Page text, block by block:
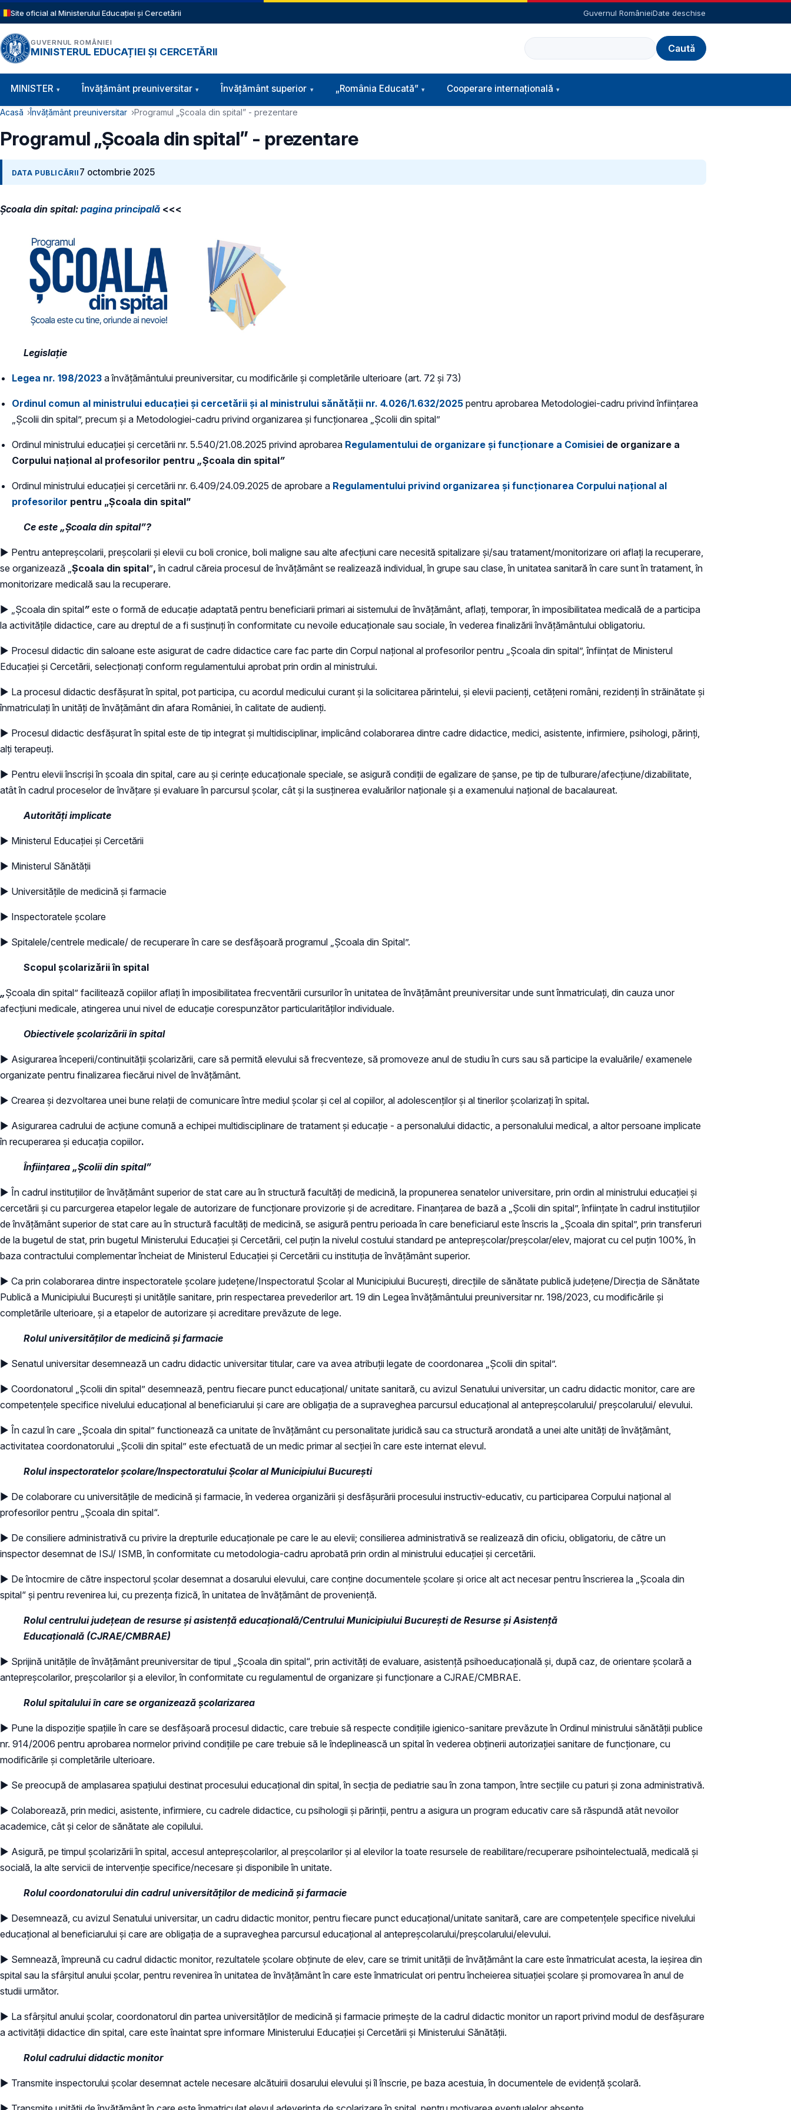
Sari la conținutul principal
Site oficial al Ministerului Educației și Cercetării Guvernul RomânieiDate deschise
GUVERNUL ROMÂNIEI
MINISTERUL EDUCAȚIEI ȘI CERCETĂRII
Caută
Navigație principală
MINISTER Învăţământ preuniversitar Învățământ superior „România Educată” Cooperare internațională
Cale de navigare
Acasă Învățământ preuniversitar Programul „Școala din spital” - prezentare
Programul „Școala din spital” - prezentare
DATA PUBLICĂRII 7 octombrie 2025
Școala din spital: pagina principală <<<
Legislație
Legea nr. 198/2023 a învățământului preuniversitar, cu modificările și completările ulterioare (art. 72 și 73)
Ordinul comun al ministrului educației și cercetării și al ministrului sănătății nr. 4.026/1.632/2025 pentru aprobarea Metodologiei-cadru privind înființarea
„Școlii din spital”, precum și a Metodologiei-cadru privind organizarea și funcționarea „Școlii din spital”
Ordinul ministrului educației și cercetării nr. 5.540/21.08.2025 privind aprobarea Regulamentului de organizare și funcționare a Comisiei de organizare a
Corpului național al profesorilor pentru „Școala din spital”
Ordinul ministrului educației și cercetării nr. 6.409/24.09.2025 de aprobare a Regulamentului privind organizarea și funcționarea Corpului național al
profesorilor pentru „Școala din spital”
Ce este „Școala din spital”?
► Pentru antepreşcolarii, preşcolarii şi elevii cu boli cronice, boli maligne sau alte afecţiuni care necesită spitalizare şi/sau tratament/monitorizare ori aflaţi la recuperare,
se organizează „Şcoala din spital”, în cadrul căreia procesul de învăţământ se realizează individual, în grupe sau clase, în unitatea sanitară în care sunt în tratament, în
monitorizare medicală sau la recuperare.
► „Școala din spital” este o formă de educație adaptată pentru beneficiarii primari ai sistemului de învățământ, aflați, temporar, în imposibilitatea medicală de a participa
la activitățile didactice, care au dreptul de a fi susținuți în conformitate cu nevoile educaționale sau sociale, în vederea finalizării învățământului obligatoriu.
► Procesul didactic din saloane este asigurat de cadre didactice care fac parte din Corpul naţional al profesorilor pentru „Şcoala din spital”, înființat de Ministerul
Educaţiei și Cercetării, selecționați conform regulamentului aprobat prin ordin al ministrului.
► La procesul didactic desfășurat în spital, pot participa, cu acordul medicului curant și la solicitarea părintelui, și elevii pacienți, cetățeni români, rezidenți în străinătate și
înmatriculați în unități de învățământ din afara României, în calitate de audienți.
► Procesul didactic desfășurat în spital este de tip integrat și multidisciplinar, implicând colaborarea dintre cadre didactice, medici, asistente, infirmiere, psihologi, părinți,
alți terapeuți.
► Pentru elevii înscriși în școala din spital, care au și cerințe educaționale speciale, se asigură condiţii de egalizare de şanse, pe tip de tulburare/afecţiune/dizabilitate,
atât în cadrul proceselor de învăţare şi evaluare în parcursul şcolar, cât şi la susţinerea evaluărilor naţionale şi a examenului naţional de bacalaureat.
Autorități implicate
► Ministerul Educației și Cercetării
► Ministerul Sănătății
► Universitățile de medicină și farmacie
► Inspectoratele școlare
► Spitalele/centrele medicale/ de recuperare în care se desfășoară programul „Școala din Spital”.
Scopul școlarizării în spital
„Școala din spital” facilitează copiilor aflați în imposibilitatea frecventării cursurilor în unitatea de învățământ preuniversitar unde sunt înmatriculați, din cauza unor
afecțiuni medicale, atingerea unui nivel de educație corespunzător particularităților individuale.
Obiectivele școlarizării în spital
► Asigurarea începerii/continuității școlarizării, care să permită elevului să frecventeze, să promoveze anul de studiu în curs sau să participe la evaluările/ examenele
organizate pentru finalizarea fiecărui nivel de învățământ.
► Crearea și dezvoltarea unei bune relații de comunicare între mediul școlar și cel al copiilor, al adolescenților și al tinerilor școlarizați în spital.
► Asigurarea cadrului de acțiune comună a echipei multidisciplinare de tratament și educație - a personalului didactic, a personalului medical, a altor persoane implicate
în recuperarea și educația copiilor.
Înființarea „Școlii din spital”
► În cadrul instituțiilor de învățământ superior de stat care au în structură facultăți de medicină, la propunerea senatelor universitare, prin ordin al ministrului educației și
cercetării și cu parcurgerea etapelor legale de autorizare de funcționare provizorie și de acreditare. Finanțarea de bază a „Şcolii din spital”, înfiinţate în cadrul instituțiilor
de învățământ superior de stat care au în structură facultăți de medicină, se asigură pentru perioada în care beneficiarul este înscris la „Şcoala din spital”, prin transferuri
de la bugetul de stat, prin bugetul Ministerului Educaţiei și Cercetării, cel puţin la nivelul costului standard pe antepreşcolar/preşcolar/elev, majorat cu cel puţin 100%, în
baza contractului complementar încheiat de Ministerul Educației și Cercetării cu instituția de învățământ superior.
► Ca prin colaborarea dintre inspectoratele școlare județene/Inspectoratul Școlar al Municipiului București, direcțiile de sănătate publică județene/Direcția de Sănătate
Publică a Municipiului București și unitățile sanitare, prin respectarea prevederilor art. 19 din Legea învățământului preuniversitar nr. 198/2023, cu modificările și
completările ulterioare, și a etapelor de autorizare și acreditare prevăzute de lege.
Rolul universităților de medicină și farmacie
► Senatul universitar desemnează un cadru didactic universitar titular, care va avea atribuții legate de coordonarea „Şcolii din spital”.
► Coordonatorul „Şcolii din spital” desemnează, pentru fiecare punct educațional/ unitate sanitară, cu avizul Senatului universitar, un cadru didactic monitor, care are
competențele specifice nivelului educațional al beneficiarului și care are obligaţia de a supraveghea parcursul educaţional al antepreșcolarului/ preşcolarului/ elevului.
► În cazul în care „Şcoala din spital” functionează ca unitate de învățământ cu personalitate juridică sau ca structură arondată a unei alte unități de învățământ,
activitatea coordonatorului „Şcolii din spital” este efectuată de un medic primar al secției în care este internat elevul.
Rolul inspectoratelor școlare/Inspectoratului Școlar al Municipiului București
► De colaborare cu universitățile de medicină și farmacie, în vederea organizării şi desfăşurării procesului instructiv-educativ, cu participarea Corpului naţional al
profesorilor pentru „Şcoala din spital“.
► De consiliere administrativă cu privire la drepturile educaţionale pe care le au elevii; consilierea administrativă se realizează din oficiu, obligatoriu, de către un
inspector desemnat de ISJ/ ISMB, în conformitate cu metodologia-cadru aprobată prin ordin al ministrului educaţiei și cercetării.
► De întocmire de către inspectorul şcolar desemnat a dosarului elevului, care conţine documentele şcolare şi orice alt act necesar pentru înscrierea la „Şcoala din
spital“ şi pentru revenirea lui, cu prezenţa fizică, în unitatea de învăţământ de proveniență.
Rolulcentrului județean de resurse și asistență educațională/Centrului Municipiului București de Resurse și Asistență
Educațională (CJRAE/CMBRAE)
► Sprijină unităţile de învăţământ preuniversitar de tipul „Şcoala din spital“, prin activităţi de evaluare, asistenţă psihoeducaţională şi, după caz, de orientare şcolară a
antepreşcolarilor, preşcolarilor şi a elevilor, în conformitate cu regulamentul de organizare şi funcţionare a CJRAE/CMBRAE.
Rolul spitaluluiîn care se organizează școlarizarea
► Pune la dispoziție spațiile în care se desfășoară procesul didactic, care trebuie să respecte condițiile igienico-sanitare prevăzute în Ordinul ministrului sănătății publice
nr. 914/2006 pentru aprobarea normelor privind condițiile pe care trebuie să le îndeplinească un spital în vederea obținerii autorizației sanitare de funcționare, cu
modificările și completările ulterioare.
► Se preocupă de amplasarea spațiului destinat procesului educațional din spital, în secția de pediatrie sau în zona tampon, între secțiile cu paturi și zona administrativă.
► Colaborează, prin medici, asistente, infirmiere, cu cadrele didactice, cu psihologii și părinții, pentru a asigura un program educativ care să răspundă atât nevoilor
academice, cât și celor de sănătate ale copilului.
► Asigură, pe timpul școlarizării în spital, accesul antepreșcolarilor, al preșcolarilor și al elevilor la toate resursele de reabilitare/recuperare psihointelectuală, medicală și
socială, la alte servicii de intervenție specifice/necesare și disponibile în unitate.
Rolul coordonatorului din cadrul universităților de medicină și farmacie
► Desemnează, cu avizul Senatului universitar, un cadru didactic monitor, pentru fiecare punct educațional/unitate sanitară, care are competențele specifice nivelului
educațional al beneficiarului și care are obligația de a supraveghea parcursul educațional al antepreșcolarului/preșcolarului/elevului.
► Semnează, împreună cu cadrul didactic monitor, rezultatele școlare obținute de elev, care se trimit unității de învățământ la care este înmatriculat acesta, la ieșirea din
spital sau la sfârșitul anului școlar, pentru revenirea în unitatea de învățământ în care este înmatriculat ori pentru încheierea situației școlare și promovarea în anul de
studii următor.
► La sfârșitul anului școlar, coordonatorul din partea universităților de medicină și farmacie primește de la cadrul didactic monitor un raport privind modul de desfășurare
a activității didactice din spital, care este înaintat spre informare Ministerului Educației și Cercetării și Ministerului Sănătății.
Rolul cadrului didactic monitor
► Transmite inspectorului școlar desemnat actele necesare alcătuirii dosarului elevului și îl înscrie, pe baza acestuia, în documentele de evidență școlară.